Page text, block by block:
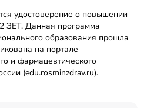
удостоверение о повышении
ЗЕТ. Данная программа
образования прошла
на портале
и фармацевтического
(edu.rosminzdrav.ru).